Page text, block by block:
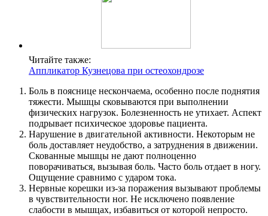
Читайте также:
Аппликатор Кузнецова при остеохондрозе
Боль в пояснице нескончаема, особенно после поднятия
тяжести. Мышцы сковываются при выполнении
физических нагрузок. Болезненность не утихает. Аспект
подрывает психическое здоровье пациента.
Нарушение в двигательной активности. Некоторым не
боль доставляет неудобство, а затруднения в движении.
Скованные мышцы не дают полноценно
поворачиваться, вызывая боль. Часто боль отдает в ногу.
Ощущение сравнимо с ударом тока.
Нервные корешки из-за поражения вызывают проблемы
в чувствительности ног. Не исключено появление
слабости в мышцах, избавиться от которой непросто.